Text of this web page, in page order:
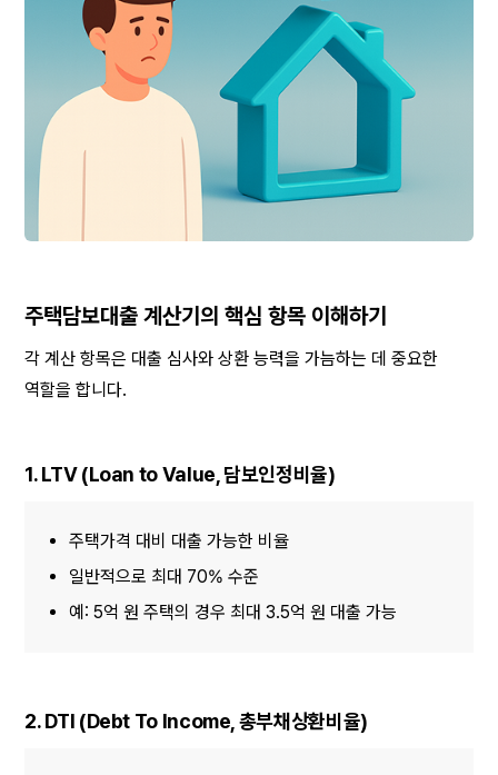
주택담보대출 계산기의 핵심 항목 이해하기
각 계산 항목은 대출 심사와 상환 능력을 가늠하는 데 중요한
역할을 합니다.
1. LTV (Loan to Value, 담보인정비율)
주택가격 대비 대출 가능한 비율
일반적으로 최대 70% 수준
예: 5억 원 주택의 경우 최대 3.5억 원 대출 가능
2. DTI (Debt To Income, 총부채상환비율)